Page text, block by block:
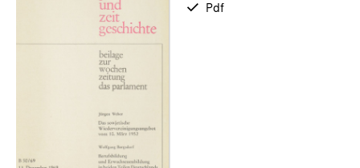
verfügbar
Pdf